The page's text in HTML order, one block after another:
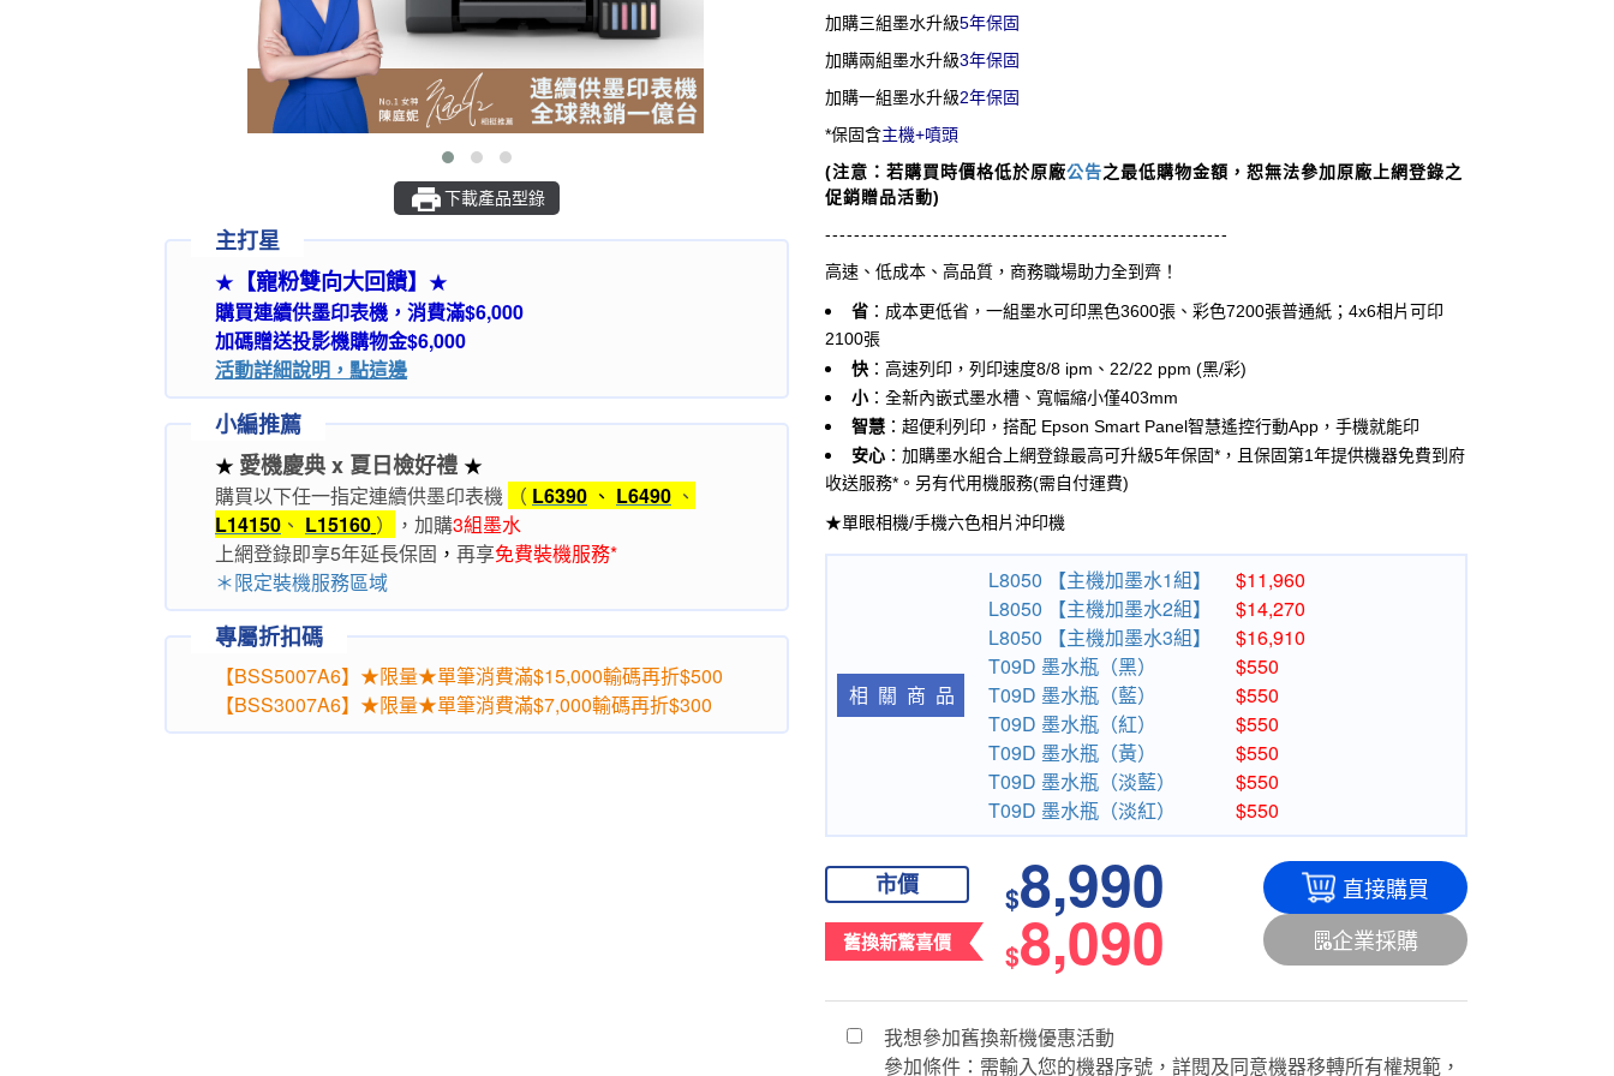
下載產品型錄
主打星
★ 【寵粉雙向大回饋】 ★
購買連續供墨印表機，消費滿$6,000
加碼贈送投影機購物金$6,000
活動詳細說明，點這邊
小編推薦
★ 愛機慶典 x 夏日檢好禮 ★
購買以下任一指定連續供墨印表機 （ L6390 、 L6490 、
L14150 、 L15160 ） ， 加購3組墨水
上網登錄即享5年延長保固 ， 再享免費裝機服務*
＊限定裝機服務區域
專屬折扣碼
【BSS5007A6】★限量★單筆消費滿$15,000輸碼再折$500
【BSS3007A6】★限量★單筆消費滿$7,000輸碼再折$300
加購三組墨水升級5年保固
加購兩組墨水升級3年保固
加購一組墨水升級2年保固
*保固含主機+噴頭
(注意：若購買時價格低於原廠公告之最低購物金額，恕無法參加原廠上網登錄之
促銷贈品活動)
--------------------------------------------------------
高速、低成本、高品質，商務職場助力全到齊！
省 ：成本更低省，一組墨水可印黑色3600張、彩色7200張普通紙；4x6相片可印
2100張
快 ：高速列印，列印速度8/8 ipm、22/22 ppm (黑/彩)
小：全新內嵌式墨水槽、寬幅縮小僅403mm
智慧 ：超便利列印，搭配 Epson Smart Panel智慧遙控行動App，手機就能印
安心 ： 加購墨水組合上網登錄最高可升級5年保固*，且保固第1年提供機器免費到府
收送服務*。另有代用機服務(需自付運費)
★單眼相機/手機六色相片沖印機
相關商品
L8050 【主機加墨水1組】
L8050 【主機加墨水2組】
L8050 【主機加墨水3組】
T09D 墨水瓶（黑）
T09D 墨水瓶（藍）
T09D 墨水瓶（紅）
T09D 墨水瓶（黃）
T09D 墨水瓶（淡藍）
T09D 墨水瓶（淡紅）
$11,960
$14,270
$16,910
$550
$550
$550
$550
$550
$550
市價 $8,990
舊換新驚喜價 $8,090
直接購買
企業採購
我想參加舊換新機優惠活動
參加條件：需輸入您的機器序號，詳閱及同意機器移轉所有權規範，